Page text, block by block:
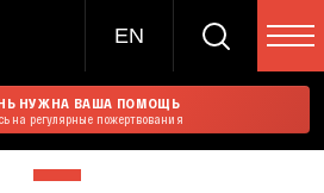
EN
НУЖНА ВАША ПОМОЩЬ
на регулярные пожертвования